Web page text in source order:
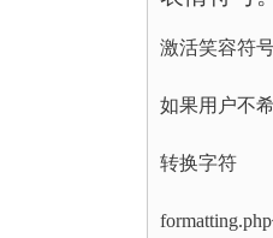
激活笑容符
如果用户不
转换字符